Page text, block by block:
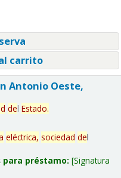
carrito
Antonio Oeste,
del Estado.
eléctrica, sociedad del
para préstamo: Signatura